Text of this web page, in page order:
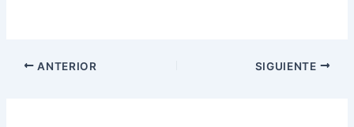
ANTERIOR SIGUIENTE